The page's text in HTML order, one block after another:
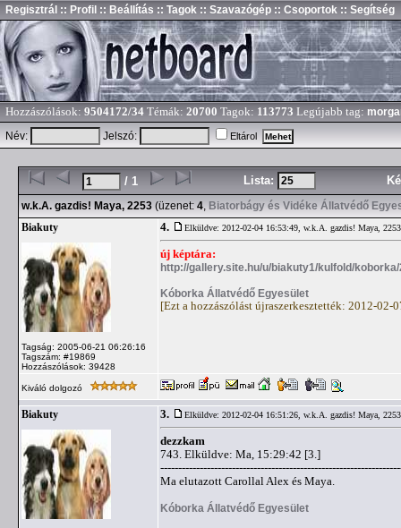
Regisztrál :: Profil :: Beállítás :: Tagok :: Szavazógép :: Csoportok :: Segítség
Hozzászólások: 9504172/34 Témák: 20700 Tagok: 113773 Legújabb tag:
Név:
Jelszó: Eltárol
/ 1 Lista:
w.k.A. gazdis! Maya, 2253 (üzenet: 4, Biatorbágy és Vidéke Állatvédő
Biakuty
Tagság: 2005-06-21 06:26:16
Tagszám: #19869
Hozzászólások: 39428
4. Elküldve: 2012-02-04 16:53:49, w.k.A. gazdis! Maya, 2253
új képtára:
http://gallery.site.hu/u/biakuty1/kulfold/koborka/
Kóborka Állatvédő Egyesület
[Ezt a hozzászólást újraszerkesztették: 2012-02-
Kiváló dolgozó
Biakuty 3. Elküldve: 2012-02-04 16:51:26, w.k.A. gazdis! Maya, 2253
dezzkam
743. Elküldve: Ma, 15:29:42 [3.]
Ma elutazott Carollal Alex és Maya.
Kóborka Állatvédő Egyesület